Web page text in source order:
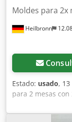
Heilbronn
Moldes para 2x
Estado: usado,
para 2 mesas